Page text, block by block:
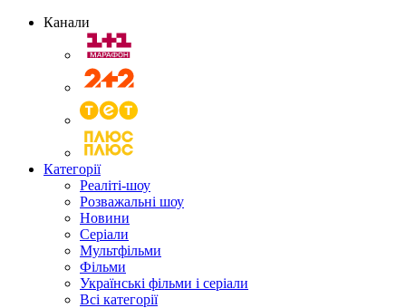
Канали
Категорії
Реаліті-шоу
Розважальні шоу
Новини
Серіали
Мультфільми
Фільми
Українські фільми і серіали
Всі категорії